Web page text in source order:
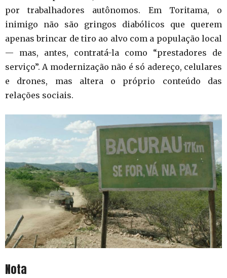
por trabalhadores autônomos. Em Toritama, o
inimigo não são gringos diabólicos que querem
apenas brincar de tiro ao alvo com a população local
— mas, antes, contratá-la como “prestadores de
serviço”. A modernização não é só adereço, celulares
e drones, mas altera o próprio conteúdo das
relações sociais.
Nota